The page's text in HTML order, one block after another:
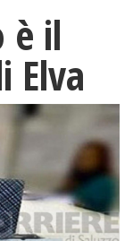
è il
Elva